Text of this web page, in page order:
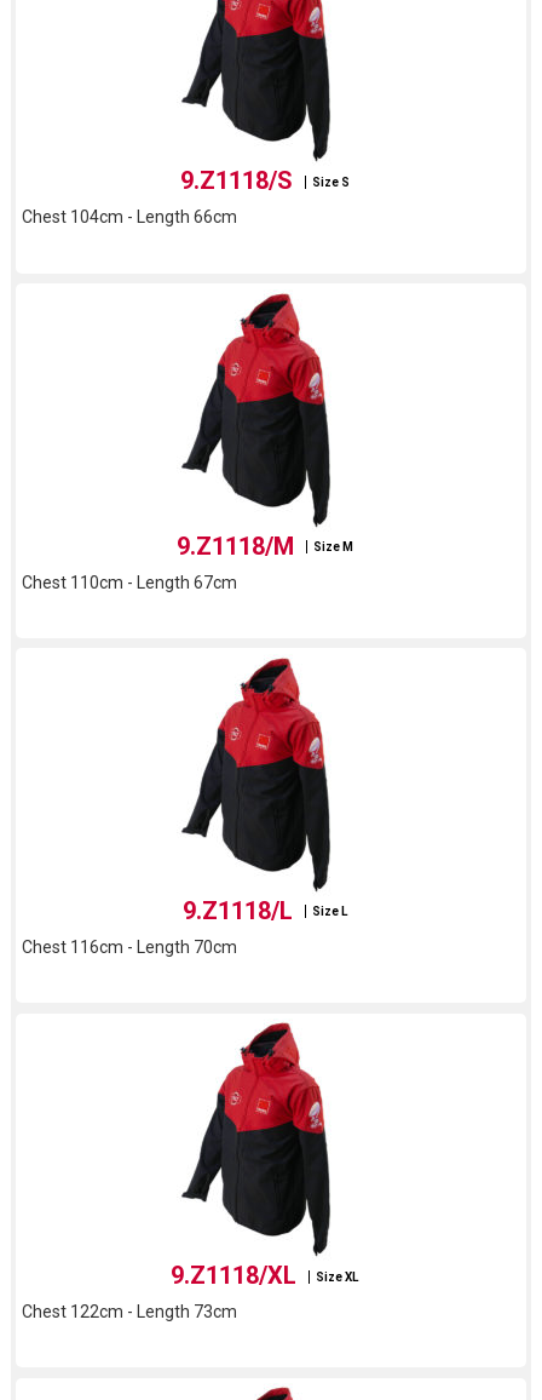
9.Z1118/S Size S
Chest 104cm - Length 66cm
9.Z1118/M Size M
Chest 110cm - Length 67cm
9.Z1118/L Size L
Chest 116cm - Length 70cm
9.Z1118/XL Size XL
Chest 122cm - Length 73cm